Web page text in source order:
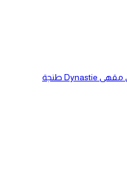
فطور عائلي رمضاني بامتياز في مقهى Dynastie طنجة